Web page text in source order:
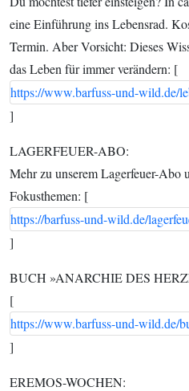
eine Einführung ins Lebensrad.
Termin. Aber Vorsicht: Dieses
das Leben für immer verändern: [
https://www.barfuss-und-wild.de/
]
LAGERFEUER-ABO:
Mehr zu unserem Lagerfeuer-Abo
Fokusthemen: [
https://barfuss-und-wild.de/
]
BUCH »ANARCHIE DES
[
https://www.barfuss-und-wild.de/
]
EREMOS-WOCHEN: